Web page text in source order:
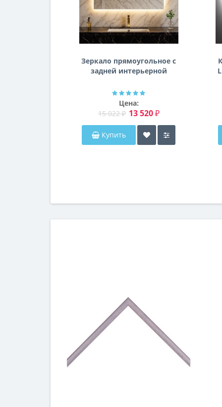
Зеркало прямоугольное с
задней интерьерной
Далтон
Цена:
15 022 ₽ 13 520 ₽
Купить